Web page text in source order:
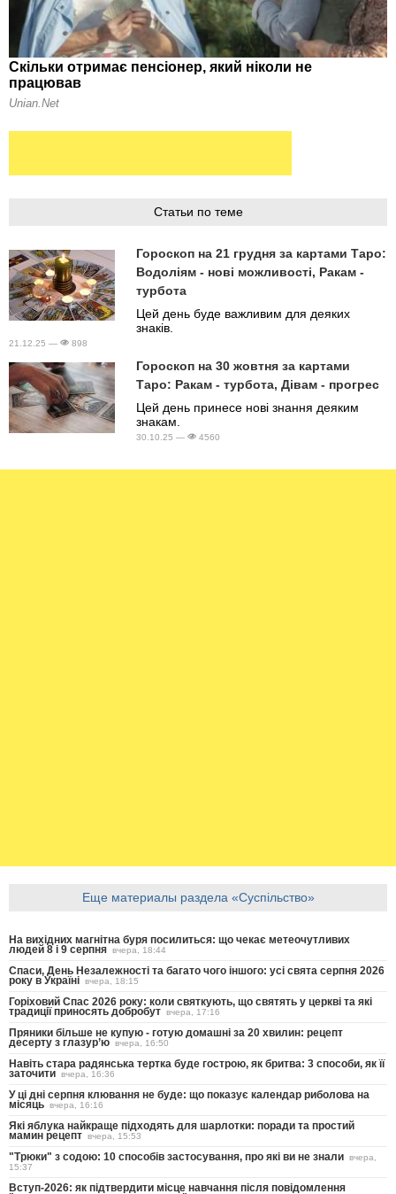
Статьи по теме
Гороскоп на 21 грудня за картами Таро:
Водоліям - нові можливості, Ракам -
турбота
Цей день буде важливим для деяких
знаків.
21.12.25 — 898
Гороскоп на 30 жовтня за картами
Таро: Ракам - турбота, Дівам - прогрес
Цей день принесе нові знання деяким
знакам.
30.10.25 — 4560
Еще материалы раздела «Суспільство»
На вихідних магнітна буря посилиться: що чекає метеочутливих
людей 8 і 9 серпня вчера, 18:44
Спаси, День Незалежності та багато чого іншого: усі свята серпня 2026
року в Україні вчера, 18:15
Горіховий Спас 2026 року: коли святкують, що святять у церкві та які
традиції приносять добробут вчера, 17:16
Пряники більше не купую - готую домашні за 20 хвилин: рецепт
десерту з глазур’ю вчера, 16:50
Навіть стара радянська тертка буде гострою, як бритва: 3 способи, як її
заточити вчера, 16:36
У ці дні серпня клювання не буде: що показує календар риболова на
місяць вчера, 16:16
Які яблука найкраще підходять для шарлотки: поради та простий
мамин рецепт вчера, 15:53
"Трюки" з содою: 10 способів застосування, про які ви не знали вчера,
15:37
Вступ-2026: як підтвердити місце навчання після повідомлення